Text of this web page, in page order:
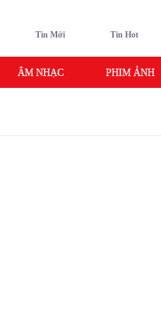
Tin Mới Tin Hot
ÂM NHẠC PHIM ẢNH